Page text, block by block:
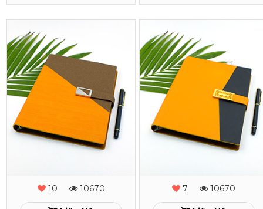
-
MS
-
28
Xem
-
MS
-
38
Xem
Sổ
Da
Lăn
Sơn
Cạnh
Gấp
Phụ
10 10670
Sổ
Da
Lăn
Sơn
Cạnh
Gấp
Phụ
7 10670